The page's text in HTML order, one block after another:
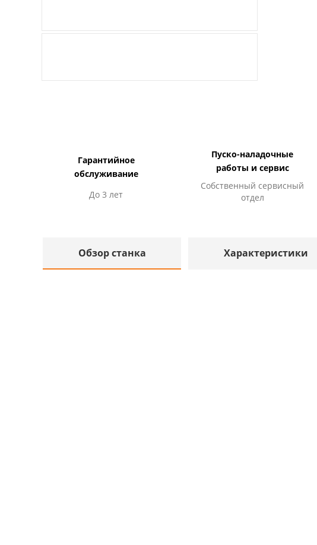
Гарантийное
обслуживание
До 3 лет
Пуско-наладочные
работы и сервис
Собственный сервисный
отдел
Обзор станка Характеристики